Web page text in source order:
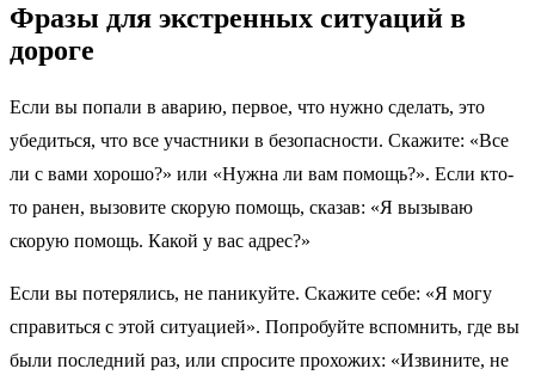
Фразы для экстренных ситуаций в
дороге
Если вы попали в аварию, первое, что нужно сделать, это
убедиться, что все участники в безопасности. Скажите: «Все
ли с вами хорошо?» или «Нужна ли вам помощь?». Если кто-
то ранен, вызовите скорую помощь, сказав: «Я вызываю
скорую помощь. Какой у вас адрес?»
Если вы потерялись, не паникуйте. Скажите себе: «Я могу
справиться с этой ситуацией». Попробуйте вспомнить, где вы
были последний раз, или спросите прохожих: «Извините, не